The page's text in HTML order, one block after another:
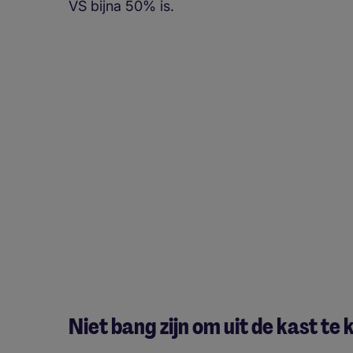
VS bijna 50% is.
Niet bang zijn om uit de kast te